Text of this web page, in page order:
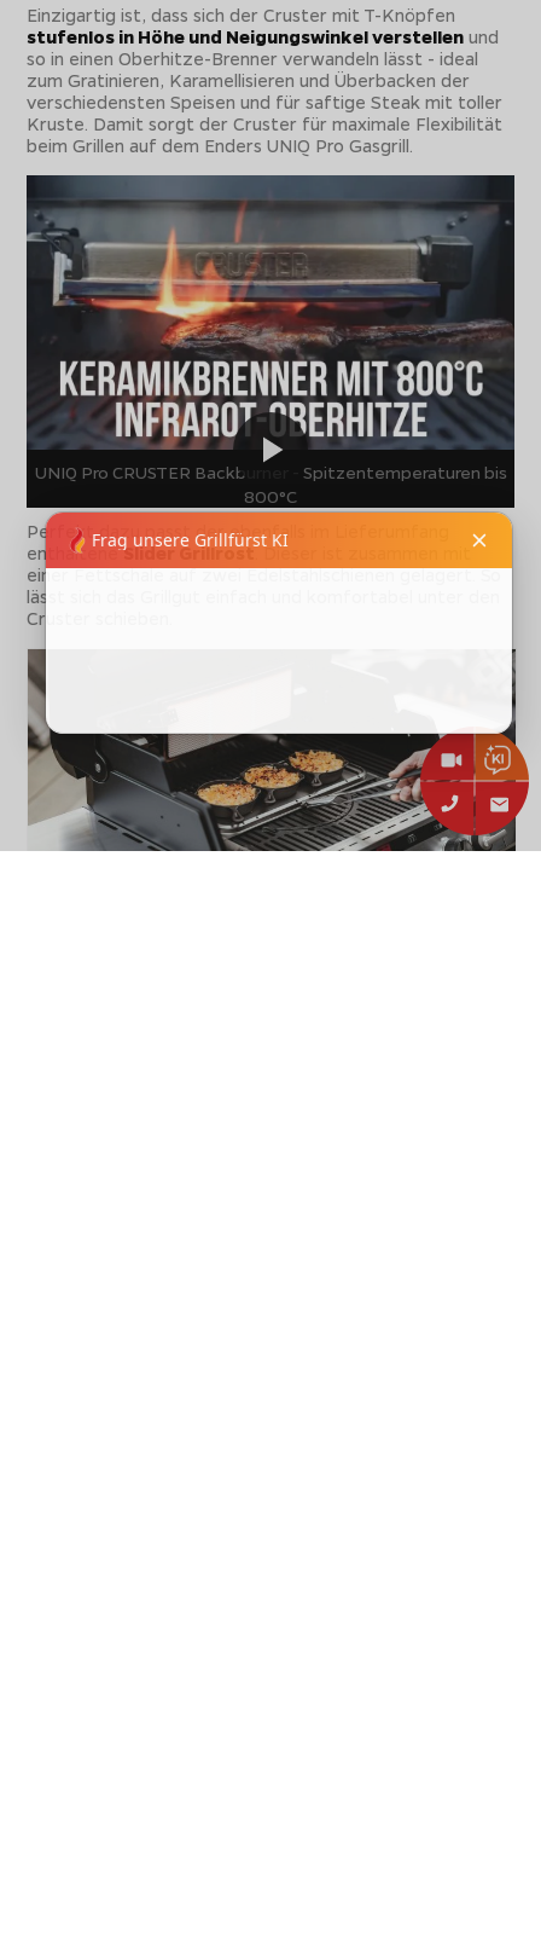
Einzigartig ist, dass sich der Cruster mit T-Knöpfen
stufenlos in Höhe und Neigungswinkel verstellen und
so in einen Oberhitze-Brenner verwandeln lässt - ideal
zum Gratinieren, Karamellisieren und Überbacken der
verschiedensten Speisen und für saftige Steak mit toller
Kruste. Damit sorgt der Cruster für maximale Flexibilität
beim Grillen auf dem Enders UNIQ Pro Gasgrill.
UNIQ Pro CRUSTER Backburner - Spitzentemperaturen bis
800°C
Perfekt dazu passt der ebenfalls im Lieferumfang
enthalteneSlider Grillrost. Dieser ist zusammen mit
einer Fettschale auf zwei Edelstahlschienen gelagert. So
lässt sich das Grillgut einfach und komfortabel unter den
Cruster schieben.